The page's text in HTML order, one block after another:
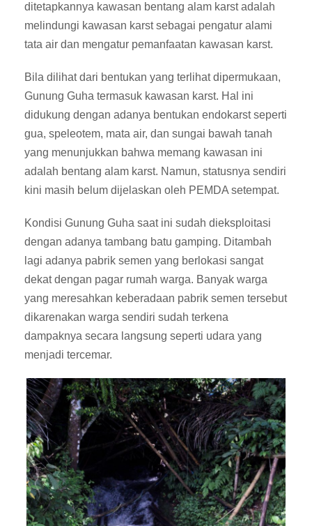
ditetapkannya kawasan bentang alam karst adalah
melindungi kawasan karst sebagai pengatur alami
tata air dan mengatur pemanfaatan kawasan karst.
Bila dilihat dari bentukan yang terlihat dipermukaan,
Gunung Guha termasuk kawasan karst. Hal ini
didukung dengan adanya bentukan endokarst seperti
gua, speleotem, mata air, dan sungai bawah tanah
yang menunjukkan bahwa memang kawasan ini
adalah bentang alam karst. Namun, statusnya sendiri
kini masih belum dijelaskan oleh PEMDA setempat.
Kondisi Gunung Guha saat ini sudah dieksploitasi
dengan adanya tambang batu gamping. Ditambah
lagi adanya pabrik semen yang berlokasi sangat
dekat dengan pagar rumah warga. Banyak warga
yang meresahkan keberadaan pabrik semen tersebut
dikarenakan warga sendiri sudah terkena
dampaknya secara langsung seperti udara yang
menjadi tercemar.